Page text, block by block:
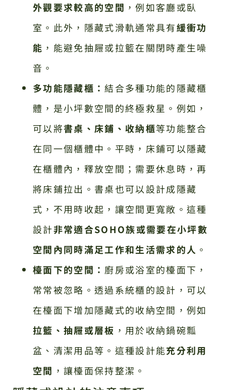
外觀要求較高的空間 ，例如客廳或臥
室。此外，隱藏式滑軌通常具有緩衝功
能 ，能避免抽屜或拉籃在關閉時產生噪
音。
多功能隱藏櫃：結合多種功能的隱藏櫃
體，是小坪數空間的終極救星。例如，
可以將書桌、床鋪、收納櫃等功能整合
在同一個櫃體中。平時，床鋪可以隱藏
在櫃體內，釋放空間；需要休息時，再
將床鋪拉出。書桌也可以設計成隱藏
式，不用時收起，讓空間更寬敞。這種
設計非常適合SOHO族或需要在小坪數
空間內同時滿足工作和生活需求的人 。
檯面下的空間： 廚房或浴室的檯面下，
常常被忽略。透過系統櫃的設計，可以
在檯面下增加隱藏式的收納空間，例如
拉籃、抽屜或層板 ，用於收納鍋碗瓢
盆、清潔用品等。這種設計能充分利用
空間 ，讓檯面保持整潔。